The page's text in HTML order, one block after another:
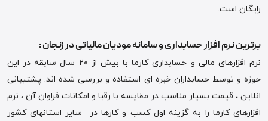
رایگان است.
برترین نرم افزار حسابداری و سامانه مودیان مالیاتی در زنجان :
نرم افزارهای مالی و حسابداری کارما با بیش از ۲۰ سال سابقه در این
حوزه و توسط حسابداران خبره ای استفاده و بررسی شده اند. پشتیبانی
انلاین ، قیمت بسیار مناسب در مقایسه با رقبا و امکانات فراوان آن ، نرم
افزارهای کارما را به گزینه اول کسب و کارها در سایر استانهای کشور